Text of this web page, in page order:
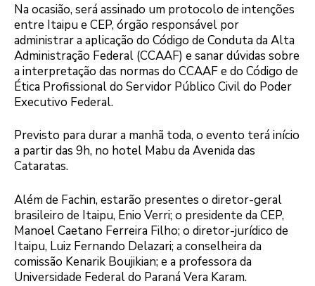
Na ocasião, será assinado um protocolo de intenções
entre Itaipu e CEP, órgão responsável por
administrar a aplicação do Código de Conduta da Alta
Administração Federal (CCAAF) e sanar dúvidas sobre
a interpretação das normas do CCAAF e do Código de
Ética Profissional do Servidor Público Civil do Poder
Executivo Federal.
Previsto para durar a manhã toda, o evento terá início
a partir das 9h, no hotel Mabu da Avenida das
Cataratas.
Além de Fachin, estarão presentes o diretor-geral
brasileiro de Itaipu, Enio Verri; o presidente da CEP,
Manoel Caetano Ferreira Filho; o diretor-jurídico de
Itaipu, Luiz Fernando Delazari; a conselheira da
comissão Kenarik Boujikian; e a professora da
Universidade Federal do Paraná Vera Karam.